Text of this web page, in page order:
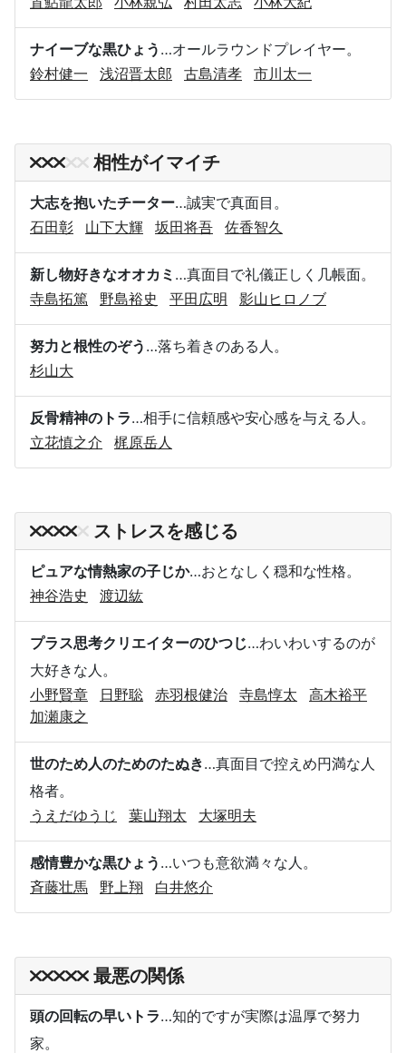
ナイーブな黒ひょう …オールラウンドプレイヤー。
鈴村健一
浅沼晋太郎 古島清孝 市川太一
相性がイマイチ
大志を抱いたチーター…誠実で真面目。
石田彰
山下大輝 坂田将吾 佐香智久
新し物好きなオオカミ …真面目で礼儀正しく几帳面。
寺島拓篤
野島裕史 平田広明 影山ヒロノブ
努力と根性のぞう …落ち着きのある人。
杉山大
反骨精神のトラ…相手に信頼感や安心感を与える人。
立花慎之介
梶原岳人
ストレスを感じる
ピュアな情熱家の子じか…おとなしく穏和な性格。
神谷浩史
渡辺紘
プラス思考クリエイターのひつじ…わいわいするのが
大好きな人。
小野賢章
日野聡 赤羽根健治 寺島惇太
高木裕平
加瀬康之
世のため人のためのたぬき…真面目で控えめ円満な人
格者。
うえだゆうじ
葉山翔太 大塚明夫
感情豊かな黒ひょう …いつも意欲満々な人。
斉藤壮馬
野上翔 白井悠介
最悪の関係
頭の回転の早いトラ…知的ですが実際は温厚で努力
家。